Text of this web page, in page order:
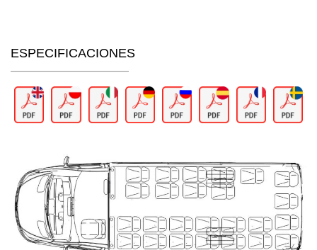
ESPECIFICACIONES